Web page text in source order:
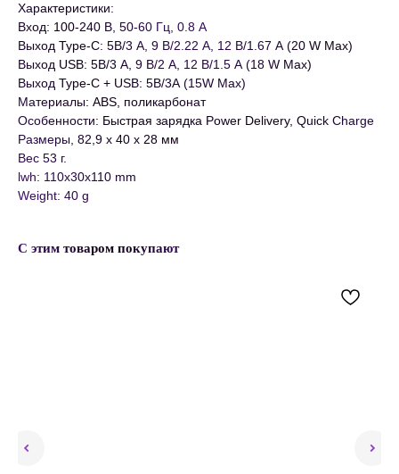
Характеристики:
Вход: 100-240 В, 50-60 Гц, 0.8 А
Выход Type-C: 5В/3 А, 9 В/2.22 А, 12 В/1.67 А (20 W Max)
Выход USB: 5В/3 А, 9 В/2 А, 12 В/1.5 А (18 W Max)
Выход Type-C + USB: 5В/3А (15W Max)
Материалы: ABS, поликарбонат
Особенности: Быстрая зарядка Power Delivery, Quick Charge
Размеры, 82,9 x 40 x 28 мм
Вес 53 г.
lwh: 110x30x110 mm
Weight: 40 g
С этим товаром покупают